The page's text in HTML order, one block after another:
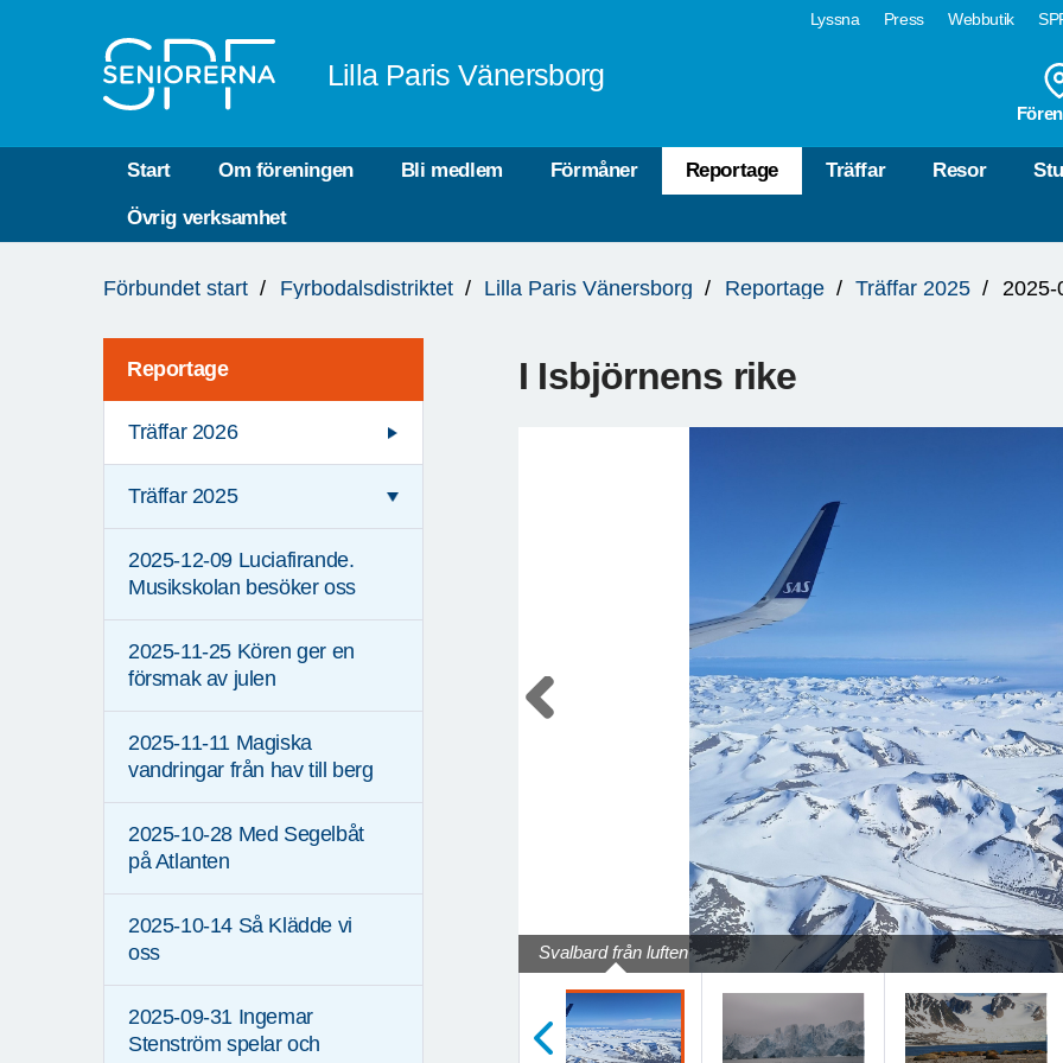
Lyssna Press Webbutik
Lilla Paris Vänersborg
Start Om föreningen Bli medlem Förmåner Reportage Träffar Resor
Övrig verksamhet
är
Förbundet start Fyrbodalsdistriktet Lilla Paris Vänersborg Reportage Träffar 2025 2025-
Reportage
Träffar 2026
Träffar 2025
2025-12-09 Luciafirande.
Musikskolan besöker oss
2025-11-25 Kören ger en
försmak av julen
2025-11-11 Magiska
vandringar från hav till berg
2025-10-28 Med Segelbåt
på Atlanten
2025-10-14 Så Klädde vi
oss
2025-09-31 Ingemar
Stenström spelar och
I Isbjörnens rike
Svalbard från luften